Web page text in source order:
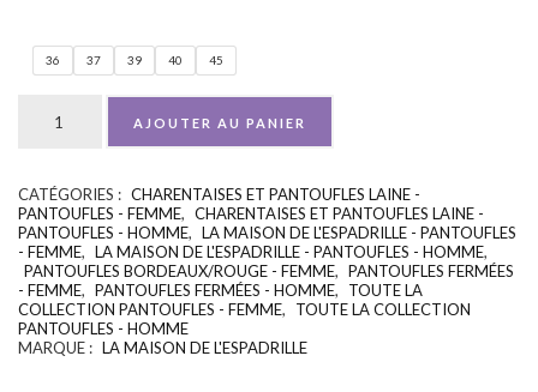
36 37 39 40 45
AJOUTER AU PANIER
CATÉGORIES : CHARENTAISES ET PANTOUFLES LAINE -
PANTOUFLES - FEMME, CHARENTAISES ET PANTOUFLES LAINE -
PANTOUFLES - HOMME, LA MAISON DE L'ESPADRILLE - PANTOUFLES
- FEMME, LA MAISON DE L'ESPADRILLE - PANTOUFLES - HOMME,
PANTOUFLES BORDEAUX/ROUGE - FEMME, PANTOUFLES FERMÉES
- FEMME, PANTOUFLES FERMÉES - HOMME,
TOUTE LA
COLLECTION PANTOUFLES - FEMME,
TOUTE LA COLLECTION
PANTOUFLES - HOMME
MARQUE : LA MAISON DE L'ESPADRILLE